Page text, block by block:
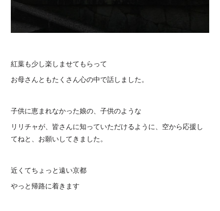
紅葉も少し楽しませてもらって
お母さんともたくさん心の中で話しました。
子供に恵まれなかった娘の、子供のような
リリチャが、皆さんに知っていただけるように、空から応援し
てねと、お願いしてきました。
近くてちょっと遠い京都
やっと帰路に着きます